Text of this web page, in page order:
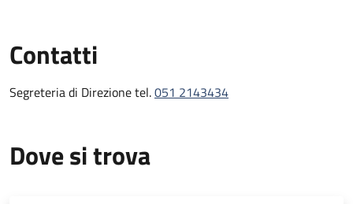
transcatetere, plastica mitralica percutanea), da diagnostica e
trattamento delle aritmie cardiache e infine da diagnostica
cardiologica ambulatoriale.
followup dei pazienti sottoposti a trapianto cardiaco e per
Contatti
Segreteria di Direzione tel.051 2143434
Dove si trova